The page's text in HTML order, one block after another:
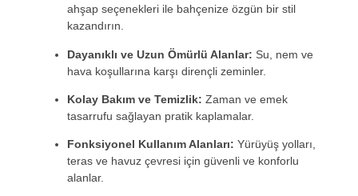
ahşap seçenekleri ile bahçenize özgün bir stil
kazandırın.
Dayanıklı ve Uzun Ömürlü Alanlar: Su, nem ve
hava koşullarına karşı dirençli zeminler.
Kolay Bakım ve Temizlik: Zaman ve emek
tasarrufu sağlayan pratik kaplamalar.
Fonksiyonel Kullanım Alanları: Yürüyüş yolları,
teras ve havuz çevresi için güvenli ve konforlu
alanlar.